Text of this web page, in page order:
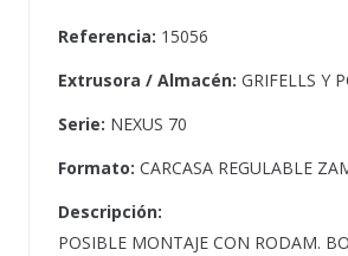
Referencia: 15056
Extrusora / Almacén: GRIFELLS Y
Serie: NEXUS 70
Formato: CARCASA REGULABLE
Descripción:
POSIBLE MONTAJE CON RODAM.